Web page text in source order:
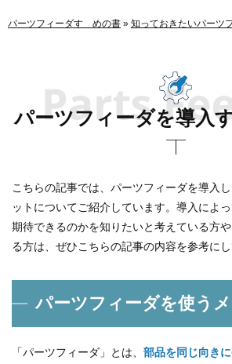
パーツフィーダすゝめの書 » 知っておきたいパーツ
パーツフィーダを導入
こちらの記事では、パーツフィーダを導入
ットについてご紹介しています。導入によ
期待できるのかを知りたいと考えている方
る方は、ぜひこちらの記事の内容を参考にし
パーツフィーダを使う
「パーツフィーダ」とは、 部品を同じ向き